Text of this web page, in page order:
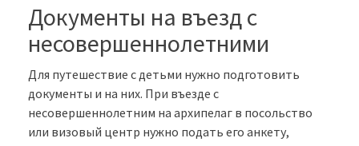
Документы на въезд с
несовершеннолетними
Для путешествие с детьми нужно подготовить
документы и на них. При въезде с
несовершеннолетним на архипелаг в посольство
или визовый центр нужно подать его анкету,